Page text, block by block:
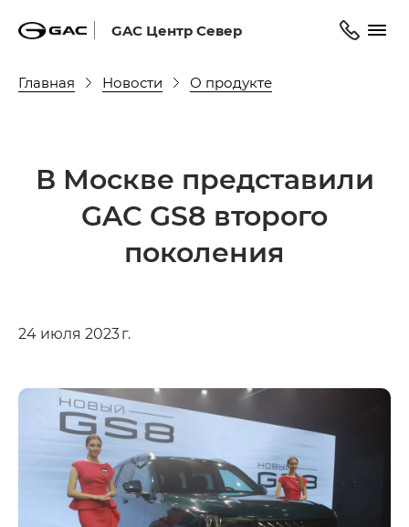
GAC Центр Север
Главная Новости О продукте
В Москве представили
GAC GS8 второго
поколения
24 июля 2023 г.